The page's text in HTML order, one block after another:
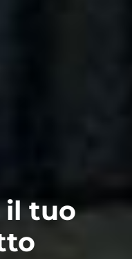
il tuo